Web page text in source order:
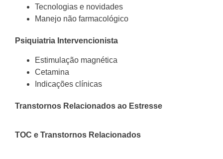
Tecnologias e novidades
Manejo não farmacológico
Psiquiatria Intervencionista
Estimulação magnética
Cetamina
Indicações clínicas
Transtornos Relacionados ao Estresse
TOC e Transtornos Relacionados